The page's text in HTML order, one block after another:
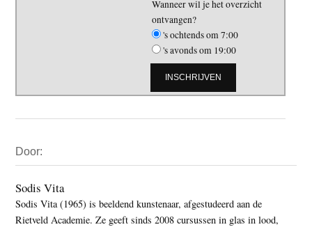
Wanneer wil je het overzicht
ontvangen?
's ochtends om 7:00
's avonds om 19:00
Sidebar
Door:
Sodis Vita
Sodis Vita (1965) is beeldend kunstenaar, afgestudeerd aan de
Rietveld Academie. Ze geeft sinds 2008 cursussen in glas in lood,